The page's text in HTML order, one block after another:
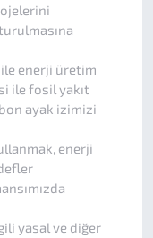
enerji üretim
ile fosil yakıt
ayak izimizi
enerji
yasal ve diğer